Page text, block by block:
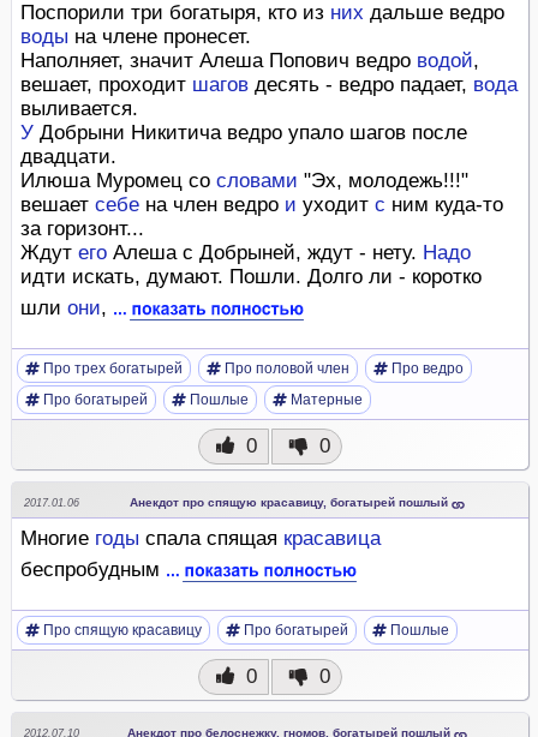
Поспорили три богатыря, кто из них дальше ведро
воды на члене пронесет.
Наполняет, значит Алеша Попович ведро водой,
вешает, проходит шагов десять - ведро падает, вода
выливается.
У Добрыни Никитича ведро упало шагов после
двадцати.
Илюша Муромец со словами "Эх, молодежь!!!"
вешает себе на член ведро и уходит с ним куда-то
за горизонт...
Ждут его Алеша с Добрыней, ждут - нету. Надо
идти искать, думают. Пошли. Долго ли - коротко
шли они,
Про трех богатырей Про половой член
Про ведро
Про богатырей
Пошлые Матерные
0 0
2017.01.06 Анекдот про спящую красавицу, богатырей пошлый
Многие годы спала спящая красавица
беспробудным
Про спящую красавицу Про богатырей Пошлые
0 0
2012.07.10 Анекдот про белоснежку, гномов, богатырей пошлый